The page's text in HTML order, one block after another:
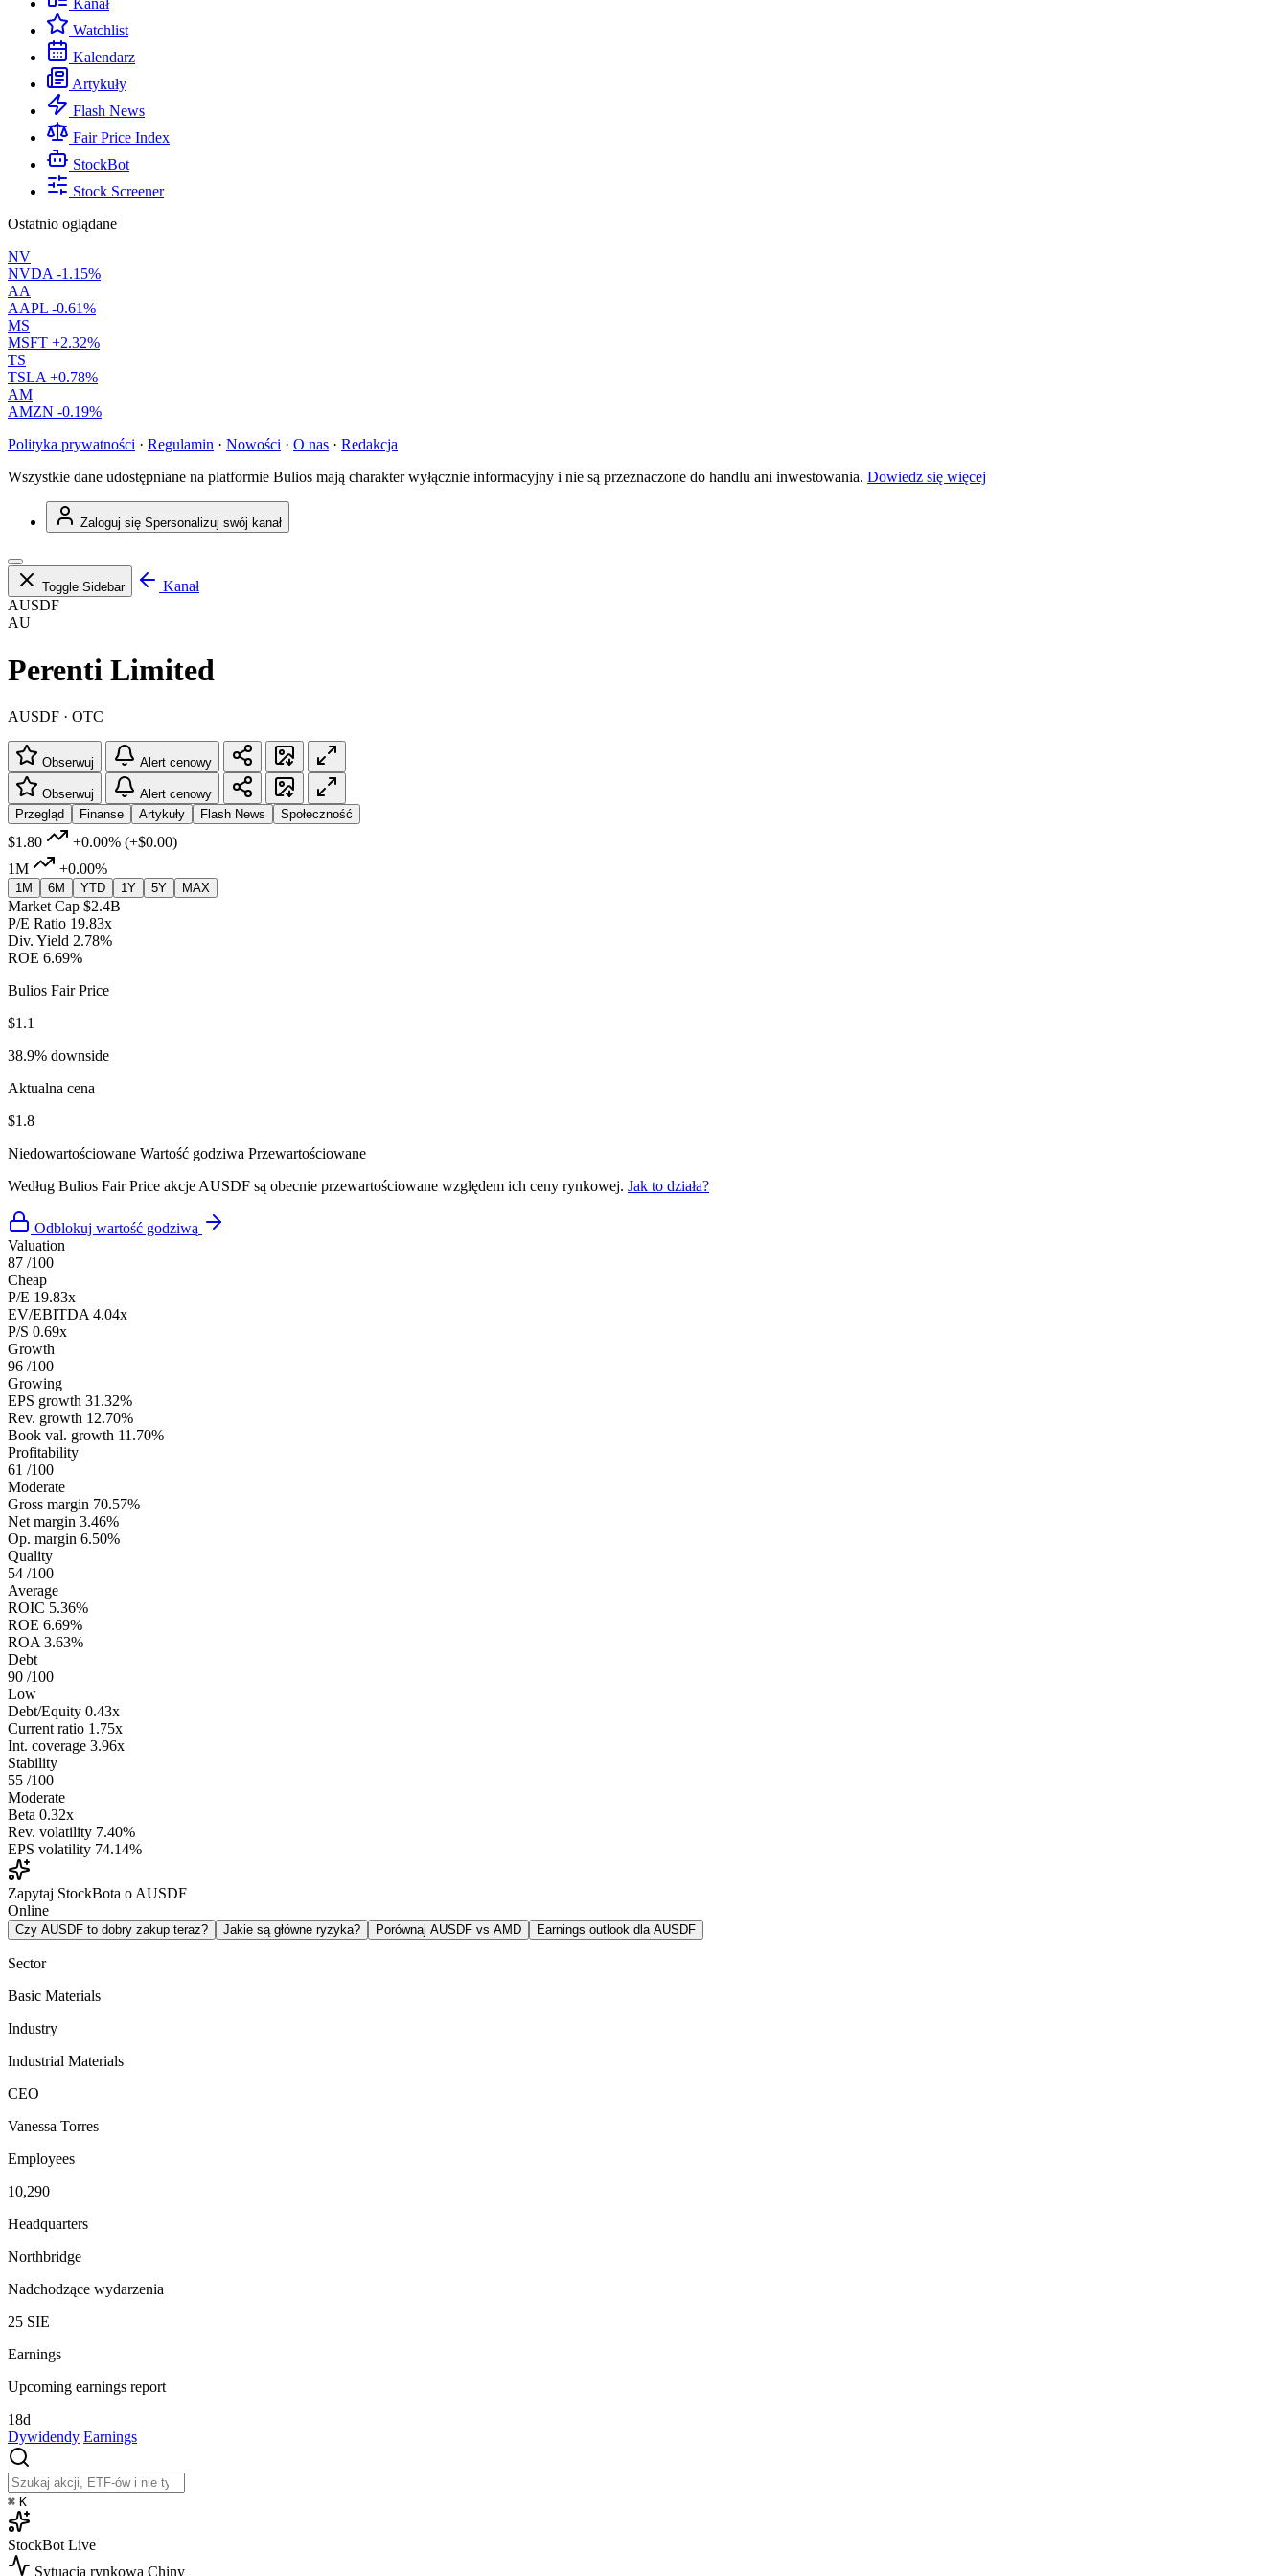
Kanał
Watchlist
Kalendarz
Artykuły
Flash News
Fair Price Index
StockBot
Stock Screener
Ostatnio oglądane
NV
NVDA -1.15%
AA
AAPL -0.61%
MS
MSFT +2.32%
TS
TSLA +0.78%
AM
AMZN -0.19%
Polityka prywatności · Regulamin · Nowości · O nas · Redakcja
Wszystkie dane udostępniane na platformie Bulios mają charakter wyłącznie informacyjny i nie są przeznaczone do handlu ani inwestowania. Dowiedz się więcej
Zaloguj się Spersonalizuj swój kanał
Toggle Sidebar
Kanał
AUSDF
AU
Perenti Limited
AUSDF · OTC
Obserwuj Alert cenowy
Obserwuj
Alert cenowy
Przegląd
Finanse Artykuły Flash News Społeczność
$1.80 +0.00% (+$0.00)
1M
+0.00%
1M 6M YTD 1Y 5Y MAX
Market Cap $2.4B
P/E Ratio 19.83x
Div. Yield 2.78%
ROE 6.69%
Bulios Fair Price
$1.1
38.9% downside
Aktualna cena
$1.8
Niedowartościowane Wartość godziwa Przewartościowane
Według Bulios Fair Price akcje AUSDF są obecnie przewartościowane względem ich ceny rynkowej. Jak to działa?
Odblokuj wartość godziwą
Valuation
87 /100
Cheap
P/E 19.83x
EV/EBITDA 4.04x
P/S 0.69x
Growth
96 /100
Growing
EPS growth 31.32%
Rev. growth 12.70%
Book val. growth 11.70%
Profitability
61 /100
Moderate
Gross margin 70.57%
Net margin 3.46%
Op. margin 6.50%
Quality
54 /100
Average
ROIC 5.36%
ROE 6.69%
ROA 3.63%
Debt
90 /100
Low
Debt/Equity 0.43x
Current ratio 1.75x
Int. coverage 3.96x
Stability
55 /100
Moderate
Beta 0.32x
Rev. volatility 7.40%
EPS volatility 74.14%
Zapytaj StockBota o AUSDF
Online
Czy AUSDF to dobry zakup teraz? Jakie są główne ryzyka? Porównaj AUSDF vs AMD Earnings outlook dla AUSDF
Sector
Basic Materials
Industry
Industrial Materials
CEO
Vanessa Torres
Employees
10,290
Headquarters
Northbridge
Nadchodzące wydarzenia
25 SIE
Earnings
Upcoming earnings report
18d
Dywidendy Earnings
⌘ K
StockBot Live
Sytuacja rynkowa Chiny